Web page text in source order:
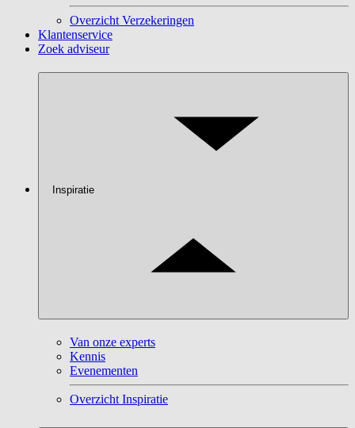
Overzicht Verzekeringen
Klantenservice
Zoek adviseur
Inspiratie
Van onze experts
Kennis
Evenementen
Overzicht Inspiratie